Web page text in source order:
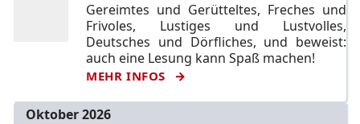
Gereimtes und Gerütteltes, Freches und
Frivoles, Lustiges und Lustvolles,
Deutsches und Dörfliches, und beweist:
auch eine Lesung kann Spaß machen!
MEHR INFOS
Oktober 2026